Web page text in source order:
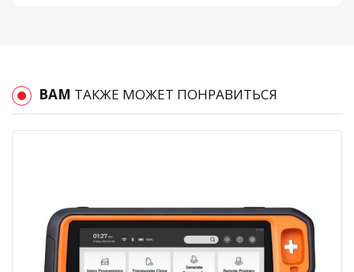
ВАМ ТАКЖЕ МОЖЕТ ПОНРАВИТЬСЯ